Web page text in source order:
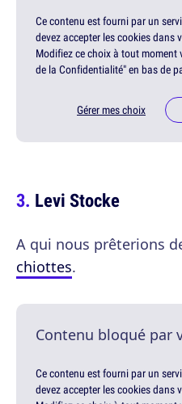
Ce contenu est fourni par un
devez accepter les cookies dans
Modifiez ce choix à tout moment
de la Confidentialité" en bas de
Gérer mes choix
Levi Stocke
A qui nous prêterions
chiottes.
Contenu bloqué par
Ce contenu est fourni par un
devez accepter les cookies dans